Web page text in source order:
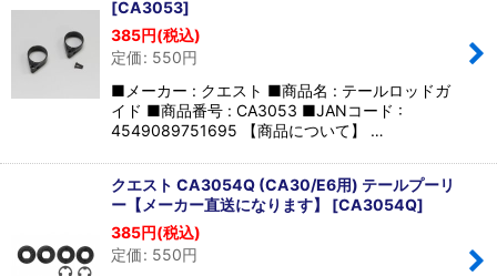
[CA3053]
385円(税込)
定価: 550円
■メーカー : クエスト ■商品名 : テールロッドガ
イド ■商品番号 : CA3053 ■JANコード :
4549089751695 【商品について】 …
クエスト CA3054Q (CA30/E6用) テールプーリ
ー【メーカー直送になります】
[CA3054Q]
385円(税込)
定価: 550円